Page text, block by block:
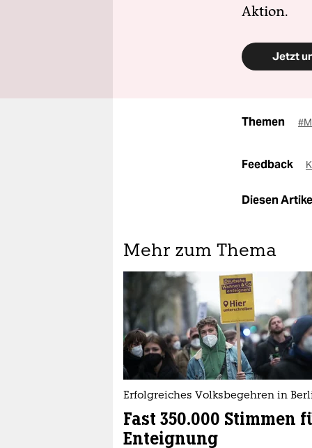
Aktion.
Jetzt
Themen
Feedback
Diesen
Mehr zum Thema
Erfolgreiches Volksbegehren in
Fast 350.000 Stimmen
Enteignung